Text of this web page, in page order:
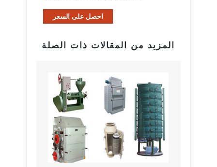
احصل على السعر
المزيد من المقالات ذات الصلة